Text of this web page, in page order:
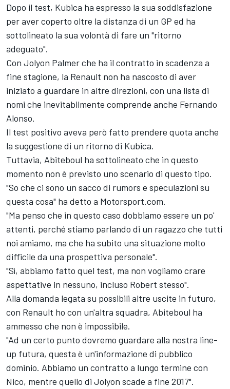
Dopo il test, Kubica ha espresso la sua soddisfazione
per aver coperto oltre la distanza di un GP ed ha
sottolineato la sua volontà di fare un "ritorno
adeguato".
Con Jolyon Palmer che ha il contratto in scadenza a
fine stagione, la Renault non ha nascosto di aver
iniziato a guardare in altre direzioni, con una lista di
nomi che inevitabilmente comprende anche Fernando
Alonso.
Il test positivo aveva però fatto prendere quota anche
la suggestione di un ritorno di Kubica.
Tuttavia, Abiteboul ha sottolineato che in questo
momento non è previsto uno scenario di questo tipo.
"So che ci sono un sacco di rumors e speculazioni su
questa cosa" ha detto a Motorsport.com.
"Ma penso che in questo caso dobbiamo essere un po'
attenti, perché stiamo parlando di un ragazzo che tutti
noi amiamo, ma che ha subito una situazione molto
difficile da una prospettiva personale".
"Sì, abbiamo fatto quel test, ma non vogliamo crare
aspettative in nessuno, incluso Robert stesso".
Alla domanda legata su possibili altre uscite in futuro,
con Renault ho con un'altra squadra, Abiteboul ha
ammesso che non è impossibile.
"Ad un certo punto dovremo guardare alla nostra line-
up futura, questa è un'informazione di pubblico
dominio. Abbiamo un contratto a lungo termine con
Nico, mentre quello di Jolyon scade a fine 2017".